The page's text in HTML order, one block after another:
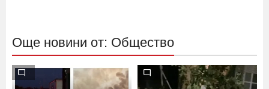
Още новини от: Общество